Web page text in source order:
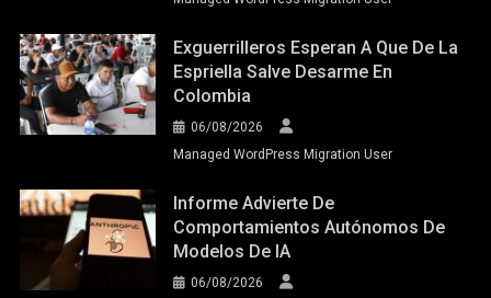
Exguerrilleros Esperan A Que De La
Espriella Salve Desarme En
Colombia
06/08/2026
Managed WordPress Migration User
Informe Advierte De
Comportamientos Autónomos De
Modelos De IA
06/08/2026